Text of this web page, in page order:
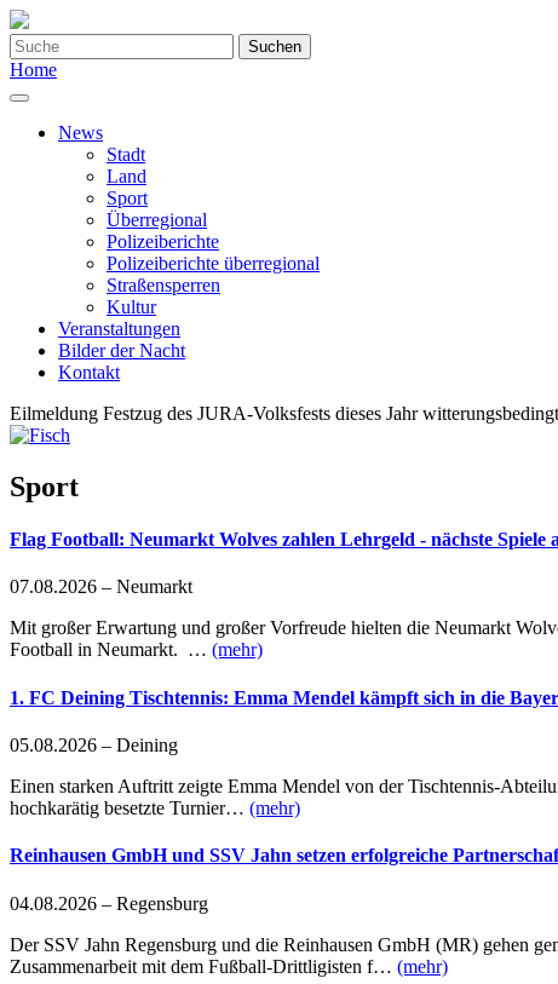
Suchen
Home
News
Stadt
Land
Sport
Überregional
Polizeiberichte
Polizeiberichte überregional
Straßensperren
Kultur
Veranstaltungen
Bilder der Nacht
Kontakt
Eilmeldung Festzug des JURA-Volksfests dieses Jahr
Sport
Flag Football: Neumarkt Wolves zahlen Lehrgeld - nächste Spiele
07.08.2026 – Neumarkt
Mit großer Erwartung und großer Vorfreude hielten die Neumarkt
Football in Neumarkt. … (mehr)
1. FC Deining Tischtennis: Emma Mendel kämpft sich in die
05.08.2026 – Deining
Einen starken Auftritt zeigte Emma Mendel von der Tischtennis-
hochkarätig besetzte Turnier… (mehr)
Reinhausen GmbH und SSV Jahn setzen erfolgreiche
04.08.2026 – Regensburg
Der SSV Jahn Regensburg und die Reinhausen GmbH (MR) gehen
Zusammenarbeit mit dem Fußball-Drittligisten f… (mehr)